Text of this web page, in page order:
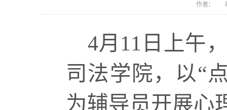
作者：
4月11日上午
司法学院，以“
为辅导员开展心